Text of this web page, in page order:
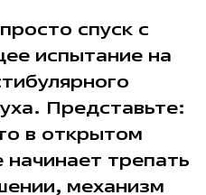
спуск с
испытание на
Представьте:
в открытом
трепать
механизм